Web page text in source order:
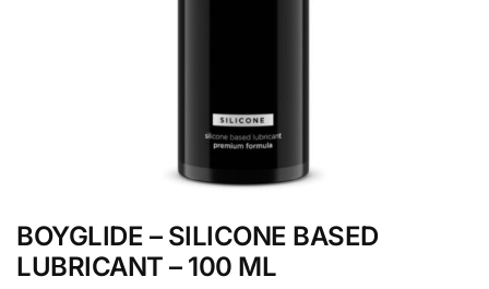
BOYGLIDE – SILICONE BASED
LUBRICANT – 100 ML